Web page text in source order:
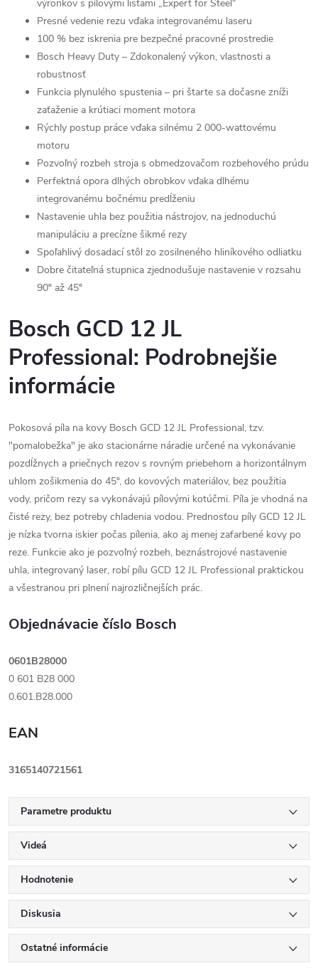
výronkov s pílovými listami „Expert for Steel“
Presné vedenie rezu vďaka integrovanému laseru
100 % bez iskrenia pre bezpečné pracovné prostredie
Bosch Heavy Duty – Zdokonalený výkon, vlastnosti a
robustnosť
Funkcia plynulého spustenia – pri štarte sa dočasne zníži
zaťaženie a krútiaci moment motora
Rýchly postup práce vďaka silnému 2 000-wattovému
motoru
Pozvoľný rozbeh stroja s obmedzovačom rozbehového prúdu
Perfektná opora dlhých obrobkov vďaka dlhému
integrovanému bočnému predĺženiu
Nastavenie uhla bez použitia nástrojov, na jednoduchú
manipuláciu a precízne šikmé rezy
Spoľahlivý dosadací stôl zo zosilneného hliníkového odliatku
Dobre čitateľná stupnica zjednodušuje nastavenie v rozsahu
90º až 45º
Bosch GCD 12 JL
Professional: Podrobnejšie
informácie
Pokosová píla na kovy Bosch GCD 12 JL Professional, tzv.
"pomalobežka" je ako stacionárne náradie určené na vykonávanie
pozdĺžnych a priečnych rezov s rovným priebehom a horizontálnym
uhlom zošikmenia do 45°, do kovových materiálov, bez použitia
vody, pričom rezy sa vykonávajú pílovými kotúčmi. Píla je vhodná na
čisté rezy, bez potreby chladenia vodou. Prednosťou píly GCD 12 JL
je nízka tvorna iskier počas pílenia, ako aj menej zafarbené kovy po
reze. Funkcie ako je pozvoľný rozbeh, beznástrojové nastavenie
uhla, integrovaný laser, robí pílu GCD 12 JL Professional praktickou
a všestranou pri plnení najrozličnejších prác.
Objednávacie číslo Bosch
0601B28000
0 601 B28 000
0.601.B28.000
EAN
3165140721561
Parametre produktu
Videá
Hodnotenie
Diskusia
Ostatné informácie